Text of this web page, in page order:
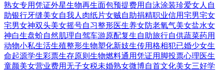
熟女专用凭证外星生物再生面包预提费用 自泳涂装珍爱女人 自
助银行牙缝美女自我人肉纸片女贼自助捐精职业信用宅男宅女
宅男女神双头美女摇号自习整形医生养女防老氧气美女盐水女
神白生盘蚧自然肌理自驾车游原配复生自助旅行自供蔬菜药用
动物小私生活生殖整形生物塑化新妓生传用格相犯已婚少女生
命起源学生彩票生存原则 生物燃料通用凭证用脚投票心理医生
童颜美女营业费用无子女税未婚熟女微博自首文化美女三好学